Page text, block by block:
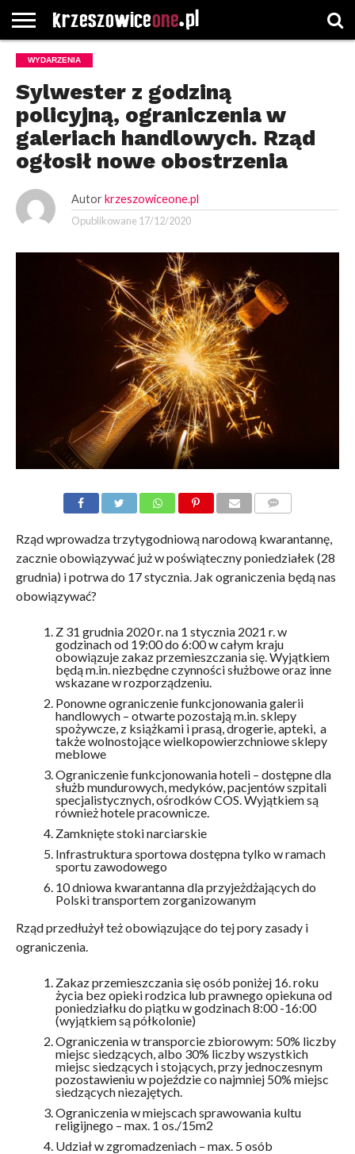
STRONA
GŁÓWNA
WYBORY
WYBIERZ
ROZKŁADY
GREGORCZYK
KONTAKT
WYDARZENIA
Sylwester z godziną
policyjną, ograniczenia w
galeriach handlowych. Rząd
ogłosił nowe obostrzenia
Autor krzeszowiceone.pl
Opublikowane 17/12/2020
Rząd wprowadza trzytygodniową narodową kwarantannę,
zacznie obowiązywać już w poświąteczny poniedziałek (28
grudnia) i potrwa do 17 stycznia. Jak ograniczenia będą nas
obowiązywać?
Z 31 grudnia 2020 r. na 1 stycznia 2021 r. w
godzinach od 19:00 do 6:00 w całym kraju
obowiązuje zakaz przemieszczania się. Wyjątkiem
będą m.in. niezbędne czynności służbowe oraz inne
wskazane w rozporządzeniu.
Ponowne ograniczenie funkcjonowania galerii
handlowych – otwarte pozostają m.in. sklepy
spożywcze, z książkami i prasą, drogerie, apteki, a
także wolnostojące wielkopowierzchniowe sklepy
meblowe
Ograniczenie funkcjonowania hoteli – dostępne dla
służb mundurowych, medyków, pacjentów szpitali
specjalistycznych, ośrodków COS. Wyjątkiem są
również hotele pracownicze.
Zamknięte stoki narciarskie
Infrastruktura sportowa dostępna tylko w ramach
sportu zawodowego
10 dniowa kwarantanna dla przyjeżdżających do
Polski transportem zorganizowanym
Rząd przedłużył też obowiązujące do tej pory zasady i
ograniczenia.
Zakaz przemieszczania się osób poniżej 16. roku
życia bez opieki rodzica lub prawnego opiekuna od
poniedziałku do piątku w godzinach 8:00 -16:00
(wyjątkiem są półkolonie)
Ograniczenia w transporcie zbiorowym: 50% liczby
miejsc siedzących, albo 30% liczby wszystkich
miejsc siedzących i stojących, przy jednoczesnym
pozostawieniu w pojeździe co najmniej 50% miejsc
siedzących niezajętych.
Ograniczenia w miejscach sprawowania kultu
religijnego – max. 1 os./15m2
Udział w zgromadzeniach – max. 5 osób